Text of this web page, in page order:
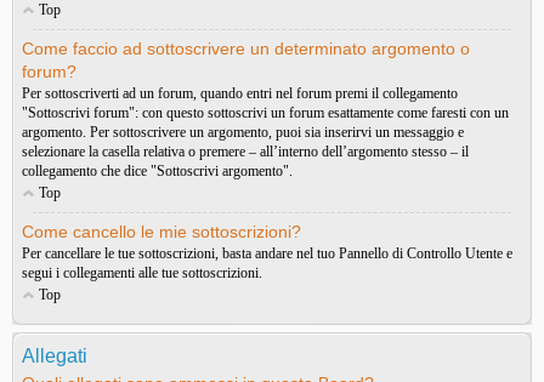
Top
Come faccio ad sottoscrivere un determinato argomento o
forum?
Per sottoscriverti ad un forum, quando entri nel forum premi il collegamento
"Sottoscrivi forum": con questo sottoscrivi un forum esattamente come faresti con un
argomento. Per sottoscrivere un argomento, puoi sia inserirvi un messaggio e
selezionare la casella relativa o premere – all’interno dell’argomento stesso – il
collegamento che dice "Sottoscrivi argomento".
Top
Come cancello le mie sottoscrizioni?
Per cancellare le tue sottoscrizioni, basta andare nel tuo Pannello di Controllo Utente e
segui i collegamenti alle tue sottoscrizioni.
Top
Allegati